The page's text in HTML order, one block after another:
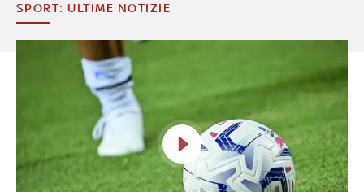
SPORT: ULTIME NOTIZIE